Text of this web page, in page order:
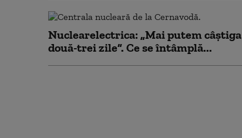
Nuclearelectrica: „Mai putem câștiga
două-trei zile”. Ce se întâmplă...